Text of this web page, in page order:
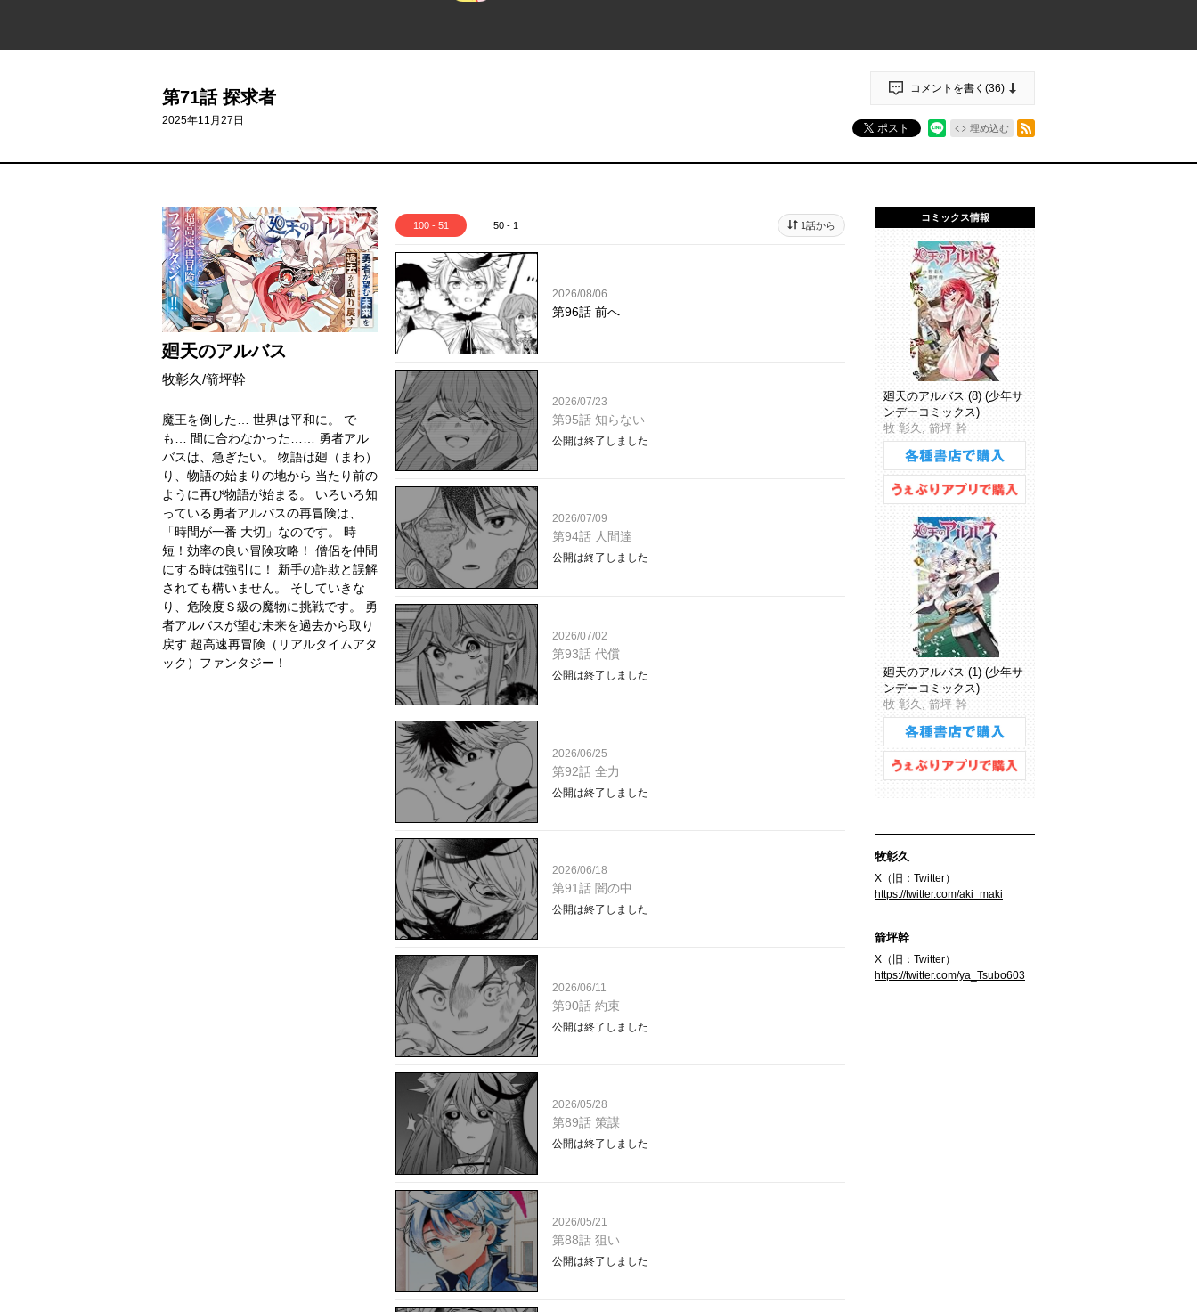
第71話 探求者
2025年11月27日
コメントを書く(36)
ポスト 埋め込む
廻天のアルバス
牧彰久/箭坪幹
魔王を倒した… 世界は平和に。 で
も… 間に合わなかった…… 勇者アル
バスは、急ぎたい。 物語は廻（まわ）
り、物語の始まりの地から 当たり前の
ように再び物語が始まる。 いろいろ知
っている勇者アルバスの再冒険は、
「時間が一番 大切」なのです。 時
短！効率の良い冒険攻略！ 僧侶を仲間
にする時は強引に！ 新手の詐欺と誤解
されても構いません。 そしていきな
り、危険度Ｓ級の魔物に挑戦です。 勇
者アルバスが望む未来を過去から取り
戻す 超高速再冒険（リアルタイムアタ
ック）ファンタジー！
100 - 51 50 - 1 1話から
2026/08/06
第96話 前へ
2026/07/23
第95話 知らない
公開は終了しました
2026/07/09
第94話 人間達
公開は終了しました
2026/07/02
第93話 代償
公開は終了しました
2026/06/25
第92話 全力
公開は終了しました
2026/06/18
第91話 闇の中
公開は終了しました
2026/06/11
第90話 約束
公開は終了しました
2026/05/28
第89話 策謀
公開は終了しました
2026/05/21
第88話 狙い
公開は終了しました
コミックス情報
廻天のアルバス (8) (少年サ
ンデーコミックス)
牧 彰久, 箭坪 幹
廻天のアルバス (1) (少年サ
ンデーコミックス)
牧 彰久, 箭坪 幹
牧彰久
X（旧：Twitter）
https://twitter.com/aki_maki
箭坪幹
X（旧：Twitter）
https://twitter.com/ya_Tsubo603